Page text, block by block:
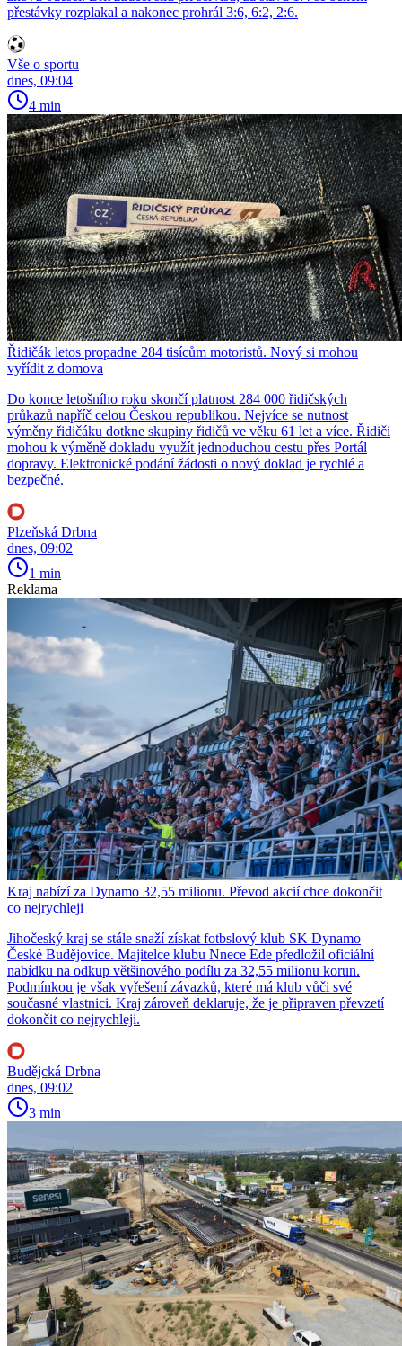
přestávky rozplakal a nakonec prohrál 3:6, 6:2, 2:6.
Vše o sportu
dnes, 09:04
4 min
Řidičák letos propadne 284 tisícům motoristů. Nový si mohou
vyřídit z domova
Do konce letošního roku skončí platnost 284 000 řidičských
průkazů napříč celou Českou republikou. Nejvíce se nutnost
výměny řidičáku dotkne skupiny řidičů ve věku 61 let a více. Řidiči
mohou k výměně dokladu využít jednoduchou cestu přes Portál
dopravy. Elektronické podání žádosti o nový doklad je rychlé a
bezpečné.
Plzeňská Drbna
dnes, 09:02
1 min
Reklama
Kraj nabízí za Dynamo 32,55 milionu. Převod akcií chce dokončit
co nejrychleji
Jihočeský kraj se stále snaží získat fotbslový klub SK Dynamo
České Budějovice. Majitelce klubu Nnece Ede předložil oficiální
nabídku na odkup většinového podílu za 32,55 milionu korun.
Podmínkou je však vyřešení závazků, které má klub vůči své
současné vlastnici. Kraj zároveň deklaruje, že je připraven převzetí
dokončit co nejrychleji.
Budějcká Drbna
dnes, 09:02
3 min